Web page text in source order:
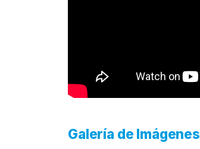
Galería de Imágenes